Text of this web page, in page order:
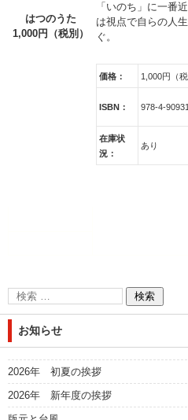
はつのうた
1,000円（税別）
「いのち」に一番
は視点で自らの人
ぐ。
価格： 1,000円（税
ISBN： 978-4-
在庫状
況：
あり
お知らせ
2026年 初夏の挨拶
2026年 新年度の挨拶